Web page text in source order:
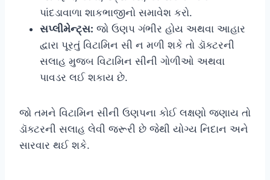
પાંદડાવાળા શાકભાજીનો સમાવેશ કરો.
સપ્લીમેન્ટ્સ: જો ઉણપ ગંભીર હોય અથવા આહાર
દ્વારા પૂરતું વિટામિન સી ન મળી શકે તો ડૉક્ટરની
સલાહ મુજબ વિટામિન સીની ગોળીઓ અથવા
પાવડર લઈ શકાય છે.
જો તમને વિટામિન સીની ઉણપના કોઈ લક્ષણો જણાય તો
ડૉક્ટરની સલાહ લેવી જરૂરી છે જેથી યોગ્ય નિદાન અને
સારવાર થઈ શકે.